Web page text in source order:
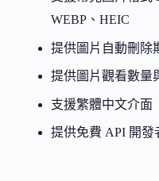
WEBP、HEIC
提供圖片自動刪除
提供圖片觀看數量
支援繁體中文介面
提供免費 API 開發